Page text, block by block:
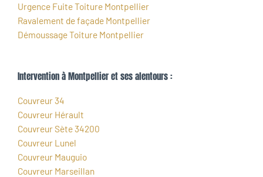
Urgence Fuite Toiture Montpellier
Ravalement de façade Montpellier
Démoussage Toiture Montpellier
Intervention à Montpellier et ses alentours :
Couvreur 34
Couvreur Hérault
Couvreur Sète 34200
Couvreur Lunel
Couvreur Mauguio
Couvreur Marseillan